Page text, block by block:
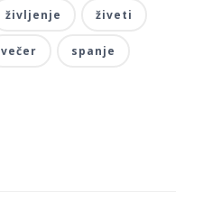
življenje živeti
večer spanje